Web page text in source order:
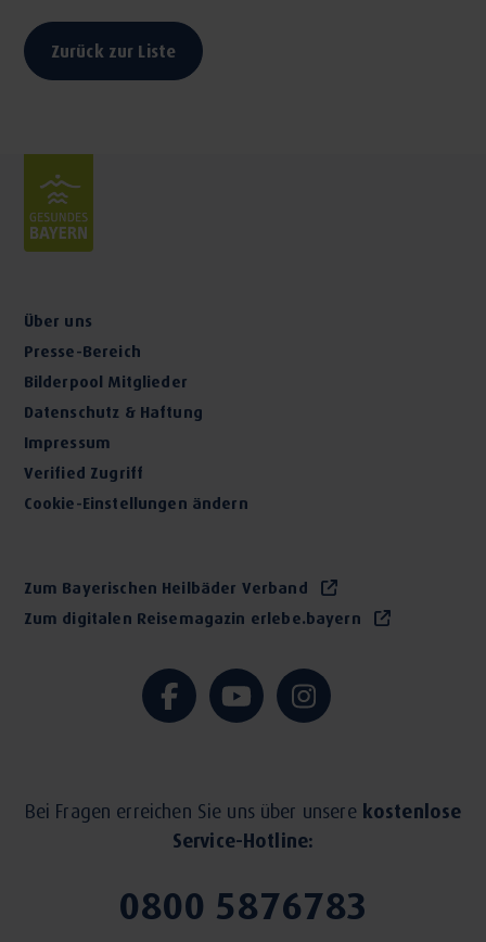
Zurück zur Liste
Über uns
Presse-Bereich
Bilderpool Mitglieder
Datenschutz & Haftung
Impressum
Verified Zugriff
Cookie-Einstellungen ändern
Zum Bayerischen Heilbäder Verband
Zum digitalen Reisemagazin erlebe.bayern
Bei Fragen erreichen Sie uns über unsere kostenlose
Service-Hotline:
0800 5876783